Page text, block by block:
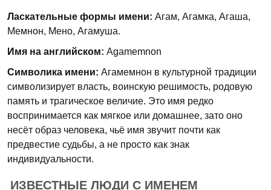
Ласкательные формы имени: Агам, Агамка, Агаша,
Мемнон, Мено, Агамуша.
Имя на английском: Agamemnon
Символика имени: Агамемнон в культурной традиции
символизирует власть, воинскую решимость, родовую
память и трагическое величие. Это имя редко
воспринимается как мягкое или домашнее, зато оно
несёт образ человека, чьё имя звучит почти как
предвестие судьбы, а не просто как знак
индивидуальности.
ИЗВЕСТНЫЕ ЛЮДИ С ИМЕНЕМ